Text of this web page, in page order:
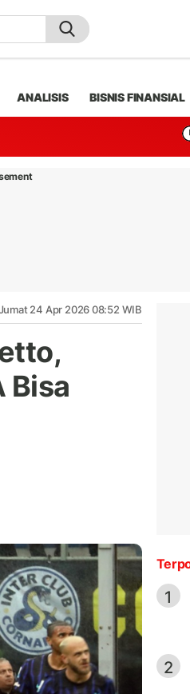
ANALISIS BISNIS FINANSIAL
24 Apr 2026 08:52 WIB
Bisa
1
2